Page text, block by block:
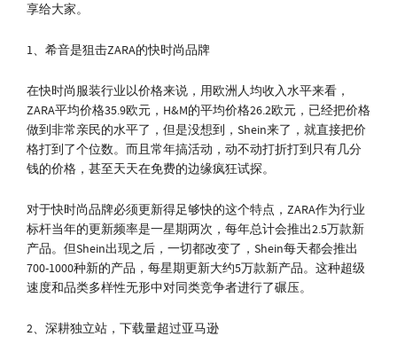
享给大家。
1、希音是狙击ZARA的快时尚品牌
在快时尚服装行业以价格来说，用欧洲人均收入水平来看，
ZARA平均价格35.9欧元，H&M的平均价格26.2欧元，已经把价格
做到非常亲民的水平了，但是没想到，Shein来了，就直接把价
格打到了个位数。而且常年搞活动，动不动打折打到只有几分
钱的价格，甚至天天在免费的边缘疯狂试探。
对于快时尚品牌必须更新得足够快的这个特点，ZARA作为行业
标杆当年的更新频率是一星期两次，每年总计会推出2.5万款新
产品。但Shein出现之后，一切都改变了，Shein每天都会推出
700-1000种新的产品，每星期更新大约5万款新产品。这种超级
速度和品类多样性无形中对同类竞争者进行了碾压。
2、深耕独立站，下载量超过亚马逊